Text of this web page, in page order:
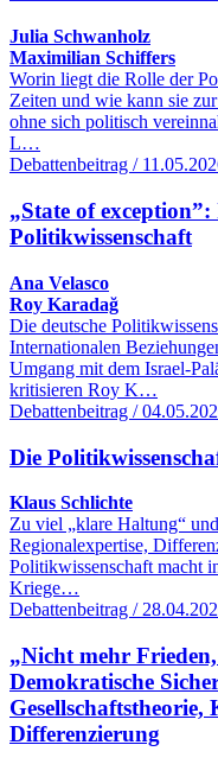
Julia Schwanholz
Maximilian Schiffers
Worin liegt die Rolle der
Zeiten und wie kann sie
ohne sich politisch
L…
Debattenbeitrag /
„State of
Politikwissenschaft
Ana Velasco
Roy Karadağ
Die deutsche
Internationalen
Umgang mit dem Israel-
kritisieren Roy K…
Debattenbeitrag /
Die
Klaus Schlichte
Zu viel „klare Haltung“
Regionalexpertise,
Politikwissenschaft macht
Kriege…
Debattenbeitrag /
„Nicht mehr
Demokratische
Differenzierung